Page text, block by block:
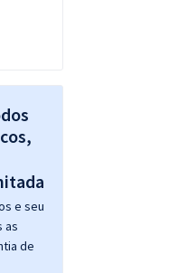
e seu
as
de